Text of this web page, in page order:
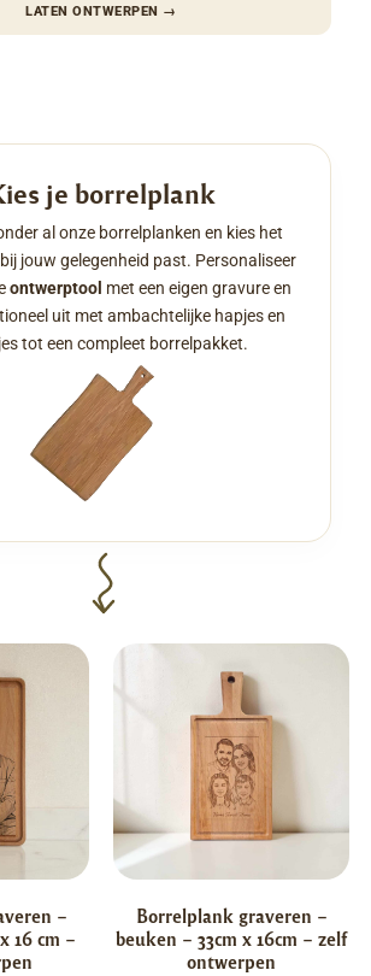
LATEN ONTWERPEN →
je borrelplank
al onze borrelplanken en kies het
jouw gelegenheid past. Personaliseer
ontwerptool met een eigen gravure en
uit met ambachtelijke hapjes en
tot een compleet borrelpakket.
–
16 cm –
Borrelplank graveren –
beuken – 33cm x 16cm – zelf
ontwerpen